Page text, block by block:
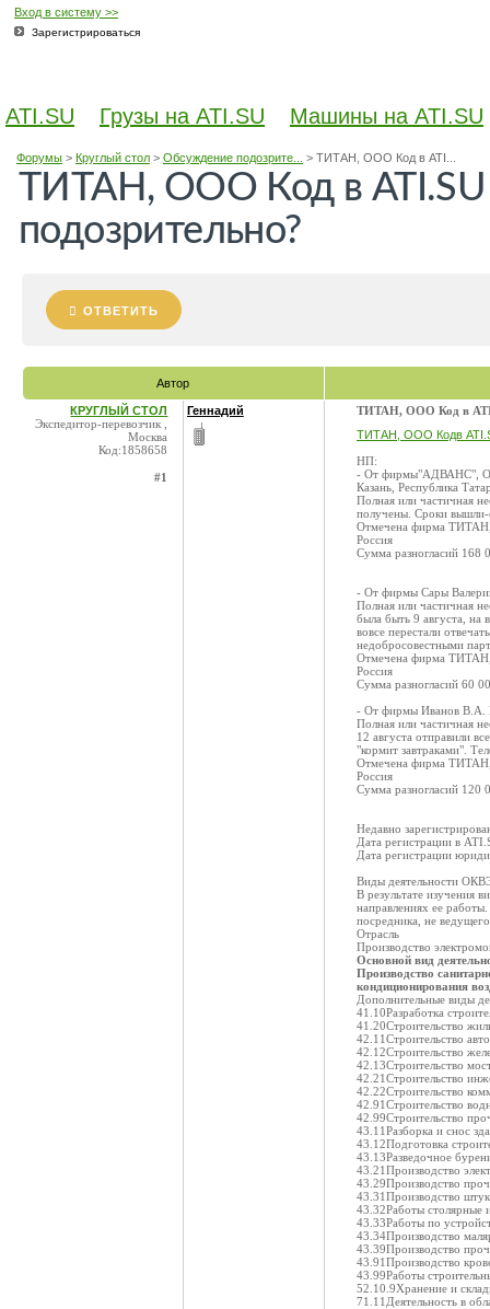
Вход в систему >>
Зарегистрироваться
ATI.SU Грузы на ATI.SU Машины на ATI.SU
Форумы> Круглый стол> Обсуждение подозрите... > ТИТАН, ООО Код в ATI...
ТИТАН, ООО Код в
подозрительно?
ОТВЕТИТЬ
Автор
КРУГЛЫЙ СТОЛ
Экспедитор-перевозчик ,
Москва
Код:1858658
#1
Геннадий
ТИТАН, ООО Код в
ТИТАН, ООО Кодв
НП:
- От фирмы"АДВАНС",
Казань, Республика
Полная или частичная
получены. Сроки
Отмечена фирма
Россия
Сумма разногласий 168
- От фирмы Сары
Полная или частичная
была быть 9 августа, на
вовсе перестали
недобросовестными
Отмечена фирма
Россия
Сумма разногласий 60
- От фирмы Иванов
Полная или частичная
12 августа отправили
"кормит завтраками".
Отмечена фирма
Россия
Сумма разногласий 120
Недавно
Дата регистрации в
Дата регистрации
Виды деятельности
В результате изучения
направлениях ее
посредника, не
Отрасль
Производство
Основной вид
Производство
кондиционирования
Дополнительные виды
41.10Разработка
41.20Строительство
42.11Строительство
42.12Строительство
42.13Строительство
42.21Строительство
42.22Строительство
42.91Строительство
42.99Строительство
43.11Разборка и снос
43.12Подготовка
43.13Разведочное
43.21Производство
43.29Производство
43.31Производство
43.32Работы столярные
43.33Работы по
43.34Производство
43.39Производство
43.91Производство
43.99Работы
52.10.9Хранение и
71.11Деятельность в